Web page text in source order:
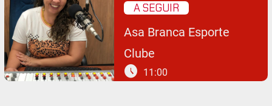
A SEGUIR
Asa Branca Esporte
Clube
schedule 11:00